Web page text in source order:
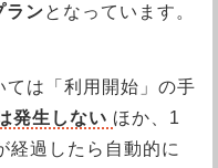
ランとなっています。
ては「利用開始」の手
発生しない ほか、1
経過したら自動的に